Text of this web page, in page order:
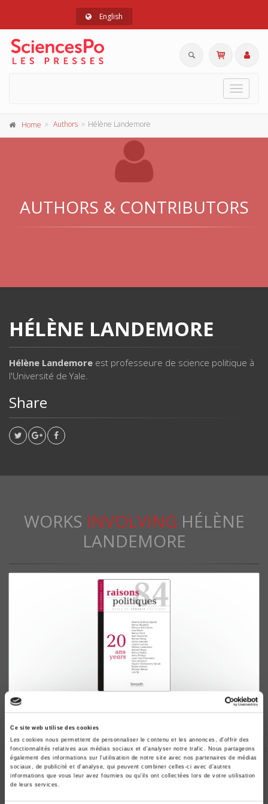
Ce site web utilise des cookies
Les cookies nous permettent de personnaliser le contenu et les annonces, d'offrir des
fonctionnalités relatives aux médias sociaux et d'analyser notre trafic. Nous partageons
également des informations sur l'utilisation de notre site avec nos partenaires de médias
sociaux, de publicité et d'analyse, qui peuvent combiner celles-ci avec d'autres
informations que vous leur avez fournies ou qu'ils ont collectées lors de votre utilisation
de leurs services.
English
Toggle
Home Authors Hélène Landemore
AUTHORS & CONTRIBUTORS
HÉLÈNE LANDEMORE
Hélène Landemore est professeure de science politique à
l'Université de Yale.
Share
WORKS INVOLVING HÉLÈNE
LANDEMORE
Raisons politiques 84, novembre 2021
20 ans
Kwame Anthony Appiah, Rainer Bauböck